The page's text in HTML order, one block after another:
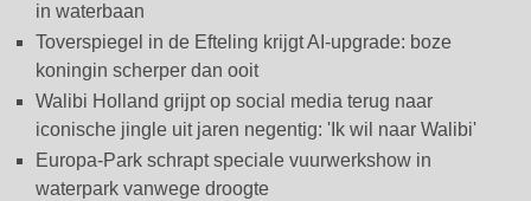
in waterbaan
Toverspiegel in de Efteling krijgt AI-upgrade: boze
koningin scherper dan ooit
Walibi Holland grijpt op social media terug naar
iconische jingle uit jaren negentig: 'Ik wil naar Walibi'
Europa-Park schrapt speciale vuurwerkshow in
waterpark vanwege droogte